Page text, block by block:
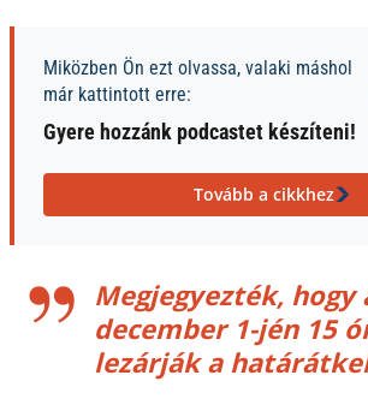
Miközben Ön ezt olvassa, valaki máshol
már kattintott erre:
Gyere hozzánk podcastet készíteni!
Tovább a cikkhez
Megjegyezték,
december 1-jén 15
lezárják a